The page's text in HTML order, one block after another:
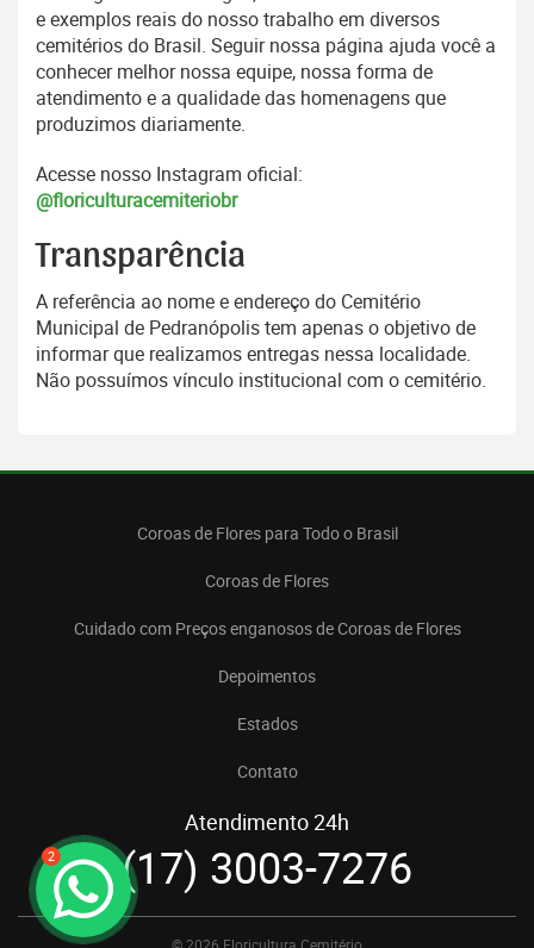
2
e exemplos reais do nosso trabalho em diversos
cemitérios do Brasil. Seguir nossa página ajuda você a
conhecer melhor nossa equipe, nossa forma de
atendimento e a qualidade das homenagens que
produzimos diariamente.
Acesse nosso Instagram oficial:
@floriculturacemiteriobr
Transparência
A referência ao nome e endereço do Cemitério
Municipal de Pedranópolis tem apenas o objetivo de
informar que realizamos entregas nessa localidade.
Não possuímos vínculo institucional com o cemitério.
Coroas de Flores para Todo o Brasil
Coroas de Flores
Cuidado com Preços enganosos de Coroas de Flores
Depoimentos
Estados
Contato
Atendimento 24h
(17) 3003-7276